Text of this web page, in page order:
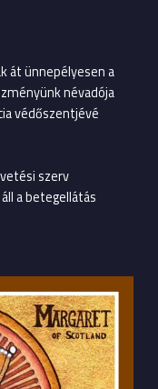
át ünnepélyesen a
névadója
védőszentjévé
szerv
a betegellátás